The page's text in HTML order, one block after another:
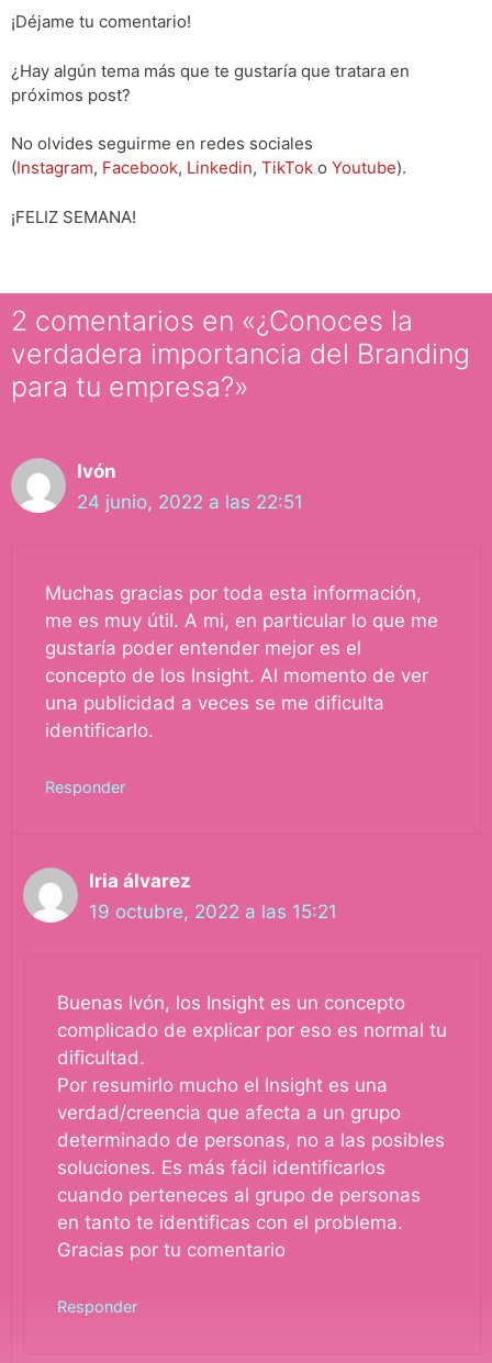
¡Déjame tu comentario!
¿Hay algún tema más que te gustaría que tratara en
próximos post?
No olvides seguirme en redes sociales
(Instagram, Facebook, Linkedin, TikTok o Youtube).
¡FELIZ SEMANA!
2 comentarios en «¿Conoces la
verdadera importancia del Branding
para tu empresa?»
Ivón
24 junio, 2022 a las 22:51
Muchas gracias por toda esta información,
me es muy útil. A mi, en particular lo que me
gustaría poder entender mejor es el
concepto de los Insight. Al momento de ver
una publicidad a veces se me dificulta
identificarlo.
Responder
Iria álvarez
19 octubre, 2022 a las 15:21
Buenas Ivón, los Insight es un concepto
complicado de explicar por eso es normal tu
dificultad.
Por resumirlo mucho el Insight es una
verdad/creencia que afecta a un grupo
determinado de personas, no a las posibles
soluciones. Es más fácil identificarlos
cuando perteneces al grupo de personas
en tanto te identificas con el problema.
Gracias por tu comentario
Responder